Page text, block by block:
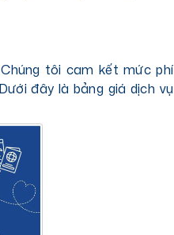
tôi cam kết mức phí
đây là bảng giá dịch vụ